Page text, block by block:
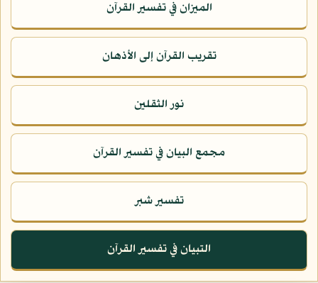
الميزان في تفسير القرآن
تقريب القرآن إلى الأذهان
نور الثقلين
مجمع البيان في تفسير القرآن
تفسير شبر
التبيان في تفسير القرآن